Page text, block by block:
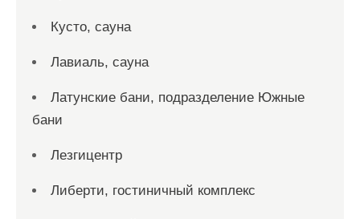
Кусто, сауна
Лавиаль, сауна
Латунские бани, подразделение Южные
бани
Лезгицентр
Либерти, гостиничный комплекс